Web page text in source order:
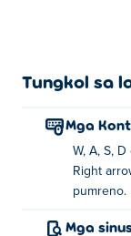
Tungkol sa
Mga
W, A, S,
Right
pumreno.
Mga